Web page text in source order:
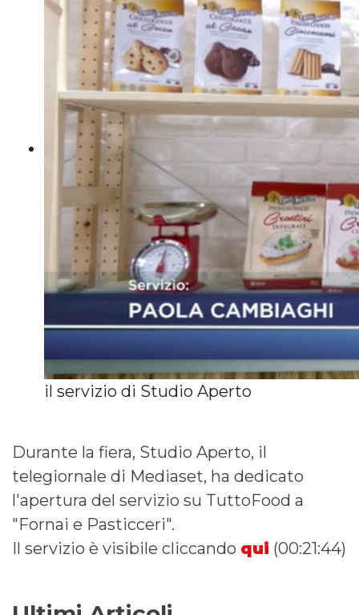
il servizio di Studio Aperto
Durante la fiera, Studio Aperto, il
telegiornale di Mediaset, ha dedicato
l'apertura del servizio su TuttoFood a
"Fornai e Pasticceri".
Il servizio è visibile cliccando qui (00:21:44)